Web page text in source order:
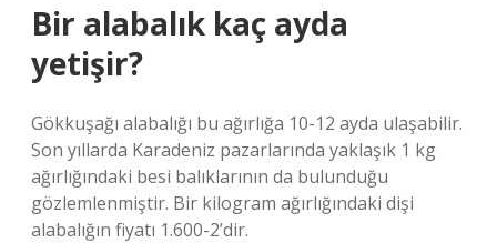
Bir alabalık kaç ayda
yetişir?
Gökkuşağı alabalığı bu ağırlığa 10-12 ayda ulaşabilir.
Son yıllarda Karadeniz pazarlarında yaklaşık 1 kg
ağırlığındaki besi balıklarının da bulunduğu
gözlemlenmiştir. Bir kilogram ağırlığındaki dişi
alabalığın fiyatı 1.600-2’dir.